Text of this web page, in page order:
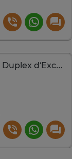
Appartement Duplex d’Exception sur la corniche de Dakar